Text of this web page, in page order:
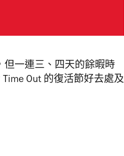
但一連三、四天的餘暇時
Out 的復活節好去處及